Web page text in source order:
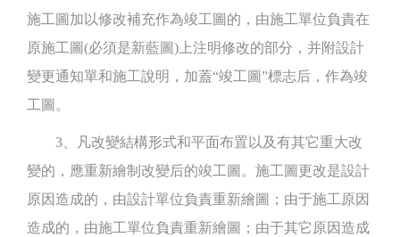
施工圖加以修改補充作為竣工圖的，由施工單位負責在
原施工圖(必須是新藍圖)上注明修改的部分，并附設計
變更通知單和施工說明，加蓋“竣工圖”標志后，作為竣
工圖。
3、凡改變結構形式和平面布置以及有其它重大改
變的，應重新繪制改變后的竣工圖。施工圖更改是設計
原因造成的，由設計單位負責重新繪圖；由于施工原因
造成的，由施工單位負責重新繪圖；由于其它原因造成